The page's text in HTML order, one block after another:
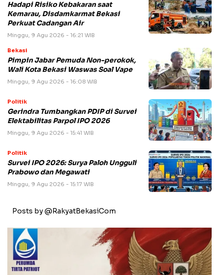
Hadapi Risiko Kebakaran saat
Kemarau, Disdamkarmat Bekasi
Perkuat Cadangan Air
Minggu, 9 Agu 2026 - 16:21 WIB
Bekasi
Pimpin Jabar Pemuda Non-perokok,
Wali Kota Bekasi Waswas Soal Vape
Minggu, 9 Agu 2026 - 16:08 WIB
Politik
Gerindra Tumbangkan PDIP di Survei
Elektabilitas Parpol IPO 2026
Minggu, 9 Agu 2026 - 15:41 WIB
Politik
Survei IPO 2026: Surya Paloh Ungguli
Prabowo dan Megawati
Minggu, 9 Agu 2026 - 15:17 WIB
Posts by @RakyatBekasiCom